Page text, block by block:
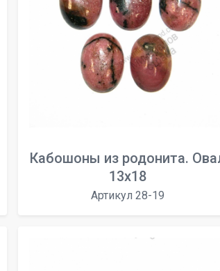
Кабошоны из родонита.
13х18
Артикул 28-19